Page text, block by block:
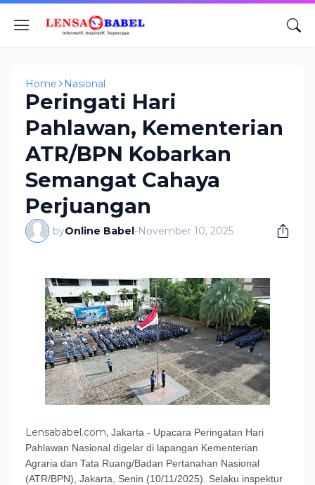
Home Nasional
Peringati Hari
Pahlawan, Kementerian
ATR/BPN Kobarkan
Semangat Cahaya
Perjuangan
byOnline Babel-November 10, 2025
Lensababel.com, Jakarta - Upacara Peringatan Hari
Pahlawan Nasional digelar di lapangan Kementerian
Agraria dan Tata Ruang/Badan Pertanahan Nasional
(ATR/BPN), Jakarta, Senin (10/11/2025). Selaku inspektur